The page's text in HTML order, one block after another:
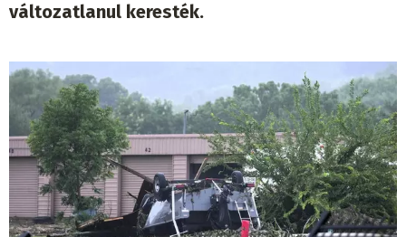
változatlanul keresték.